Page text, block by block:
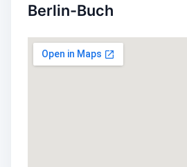
Berlin-Buch